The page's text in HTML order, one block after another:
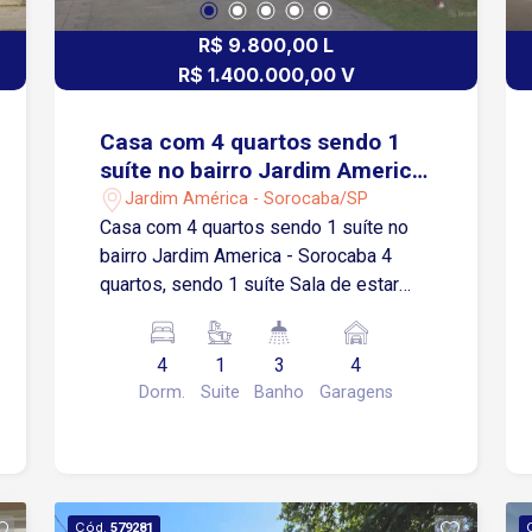
R$ 9.800,00 L
R$ 1.400.000,00 V
Casa com 4 quartos sendo 1
suíte no bairro Jardim America
- Sorocaba
Jardim América - Sorocaba/SP
Casa com 4 quartos sendo 1 suíte no
bairro Jardim America - Sorocaba 4
quartos, sendo 1 suíte Sala de estar
com armários Área de serviços Área
gourmet com churrasqueira Quintal com
piscina 3 banheiros sociais 4 vagas de
completo para toda a família
4
Dorm.
1
Suite
3
Banho
4
Garagens
Cód. 579281